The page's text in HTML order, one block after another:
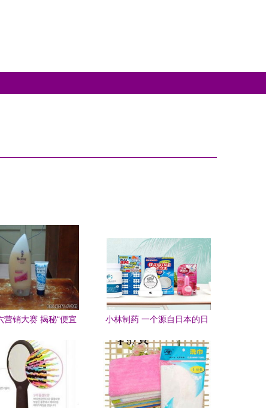
营销大赛 揭秘“便宜
一赔十”的奥秘
小林制药 一个源自日本的日